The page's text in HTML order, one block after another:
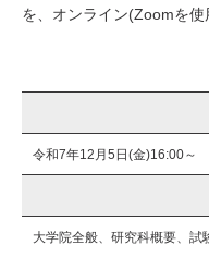
を、オンライン(Zoomを使
令和7年12月5日(金)16:00～
大学院全般、研究科概要、